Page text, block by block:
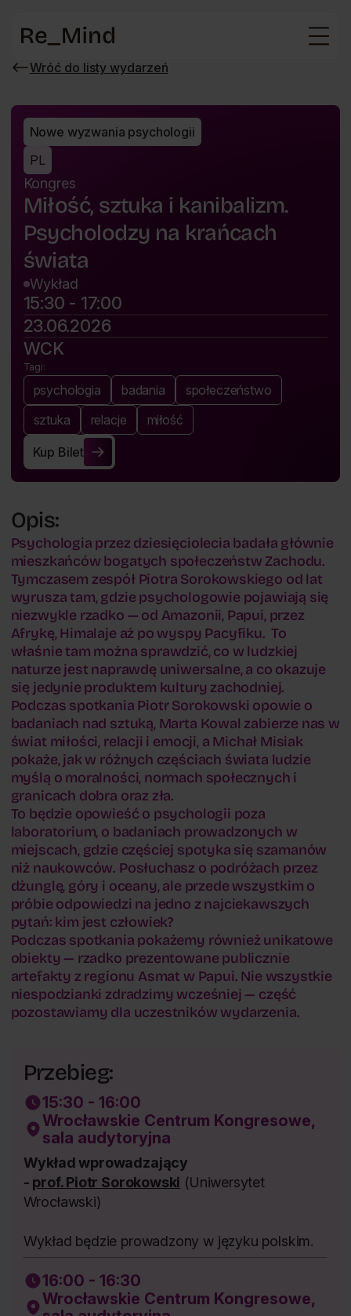
Wróć do listy wydarzeń
Wróć
wydarzeń
Nowe wyzwania psychologii
PL
Kongres
Miłość, sztuka i kanibalizm.
Psycholodzy na krańcach
świata
Wykład
15:30 - 17:00
23.06.2026
WCK
Tagi:
psychologia badania
społeczeństwo
sztuka
relacje miłość
Kup Bilet
Kup Bilet
Opis:
Psychologia przez dziesięciolecia badała głównie
mieszkańców bogatych społeczeństw Zachodu.
Tymczasem zespół Piotra Sorokowskiego od lat
wyrusza tam, gdzie psychologowie pojawiają się
niezwykle rzadko — od Amazonii, Papui, przez
Afrykę, Himalaje aż po wyspy Pacyfiku. To
właśnie tam można sprawdzić, co w ludzkiej
naturze jest naprawdę uniwersalne, a co okazuje
się jedynie produktem kultury zachodniej.
Podczas spotkania Piotr Sorokowski opowie o
badaniach nad sztuką, Marta Kowal zabierze nas w
świat miłości, relacji i emocji, a Michał Misiak
pokaże, jak w różnych częściach świata ludzie
myślą o moralności, normach społecznych i
granicach dobra oraz zła.
To będzie opowieść o psychologii poza
laboratorium, o badaniach prowadzonych w
miejscach, gdzie częściej spotyka się szamanów
niż naukowców. Posłuchasz o podróżach przez
dżunglę, góry i oceany, ale przede wszystkim o
próbie odpowiedzi na jedno z najciekawszych
pytań: kim jest człowiek?
Podczas spotkania pokażemy również unikatowe
obiekty — rzadko prezentowane publicznie
artefakty z regionu Asmat w Papui. Nie wszystkie
niespodzianki zdradzimy wcześniej — część
pozostawiamy dla uczestników wydarzenia.
Przebieg:
15:30 - 16:00
Wrocławskie Centrum Kongresowe,
sala audytoryjna
Wykład wprowadzający
- prof. Piotr Sorokowski (Uniwersytet
Wrocławski)
Wykład będzie prowadzony w języku polskim.
16:00 - 16:30
Wrocławskie Centrum Kongresowe,